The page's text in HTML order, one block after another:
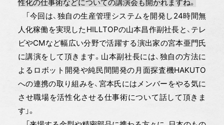
性化の仕事術などについての講演会も開かれますね。
「今回は、独自の生産管理システムを開発し24時間無
人化稼働を実現したHILLTOPの山本昌作副社長と、テレ
ビやCMなど幅広い分野で活躍する演出家の宮本亜門氏
に講演をして頂きます。山本副社長には、独自の方法に
よるロボット開発や純民間開発の月面探査機HAKUTO
への連携の取り組みを、宮本氏にはメンバーをやる気に
させ職場を活性化させる仕事術について話して頂きま
す」。